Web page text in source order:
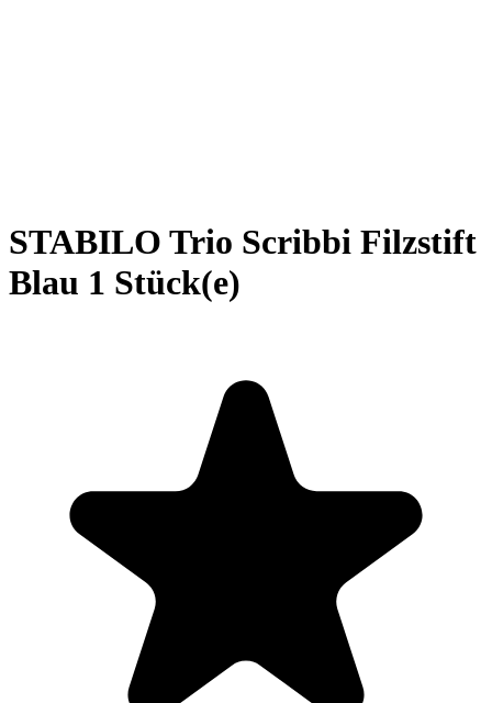
STABILO Trio Scribbi Filzstift
Blau 1 Stück(e)